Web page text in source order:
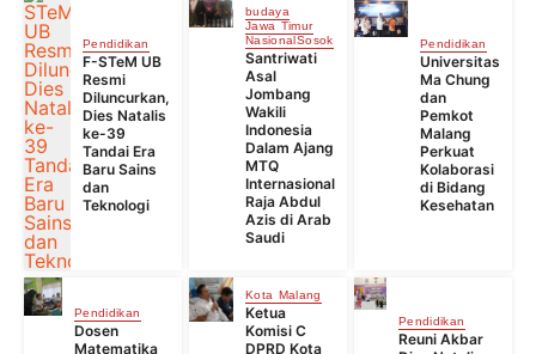
Pendidikan
F-STeM UB
Resmi
Diluncurkan,
Dies Natalis
ke-39
Tandai Era
Baru Sains
dan
Teknologi
budaya
Jawa Timur
NasionalSosok
Santriwati
Asal
Jombang
Wakili
Indonesia
Dalam Ajang
MTQ
Internasional
Raja Abdul
Azis di Arab
Saudi
Pendidikan
Universitas
Ma Chung
dan
Pemkot
Malang
Perkuat
Kolaborasi
di Bidang
Kesehatan
Pendidikan
Dosen
Matematika
Kota Malang
Ketua
Komisi C
DPRD Kota
Pendidikan
Reuni Akbar